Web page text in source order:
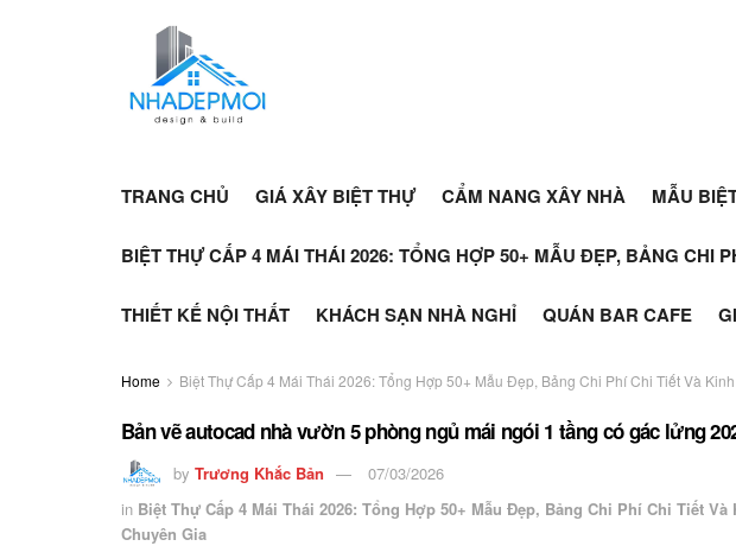
TRANG CHỦ GIÁ XÂY BIỆT THỰ CẨM NANG XÂY NHÀ MẪU
BIỆT THỰ CẤP 4 MÁI THÁI 2026: TỔNG HỢP 50+ MẪU ĐẸP, BẢNG CHI
THIẾT KẾ NỘI THẤT KHÁCH SẠN NHÀ NGHỈ QUÁN BAR CAFE
Home Biệt Thự Cấp 4 Mái Thái 2026: Tổng Hợp 50+ Mẫu Đẹp, Bảng Chi Phí Chi Tiết Và
Bản vẽ autocad nhà vườn 5 phòng ngủ mái ngói 1 tầng có gác lửng
by Trương Khắc Bản
07/03/2026
in Biệt Thự Cấp 4 Mái Thái 2026: Tổng Hợp 50+ Mẫu Đẹp, Bảng Chi Phí Chi Tiết
Chuyên Gia